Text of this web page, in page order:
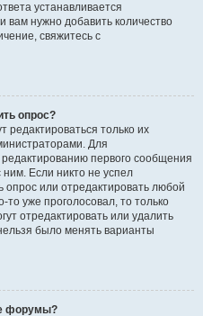
устанавливается
нужно добавить количество
свяжитесь с
опрос?
редактироваться только их
Для
первого сообщения
ним. Если никто не успел
опрос или отредактировать любой
то уже проголосовал, то только
отредактировать или удалить
было менять варианты
форумы?